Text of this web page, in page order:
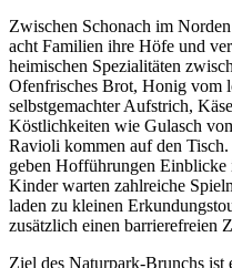
Zwischen Schonach im
acht Familien ihre Höfe und
heimischen Spezialitäten
Ofenfrisches Brot, Honig vom
selbstgemachter Aufstrich,
Köstlichkeiten wie Gulasch
Ravioli kommen auf den
geben Hofführungen
Kinder warten zahlreiche
laden zu kleinen
zusätzlich einen barrierefreien
Ziel des Naturpark-Brunchs ist